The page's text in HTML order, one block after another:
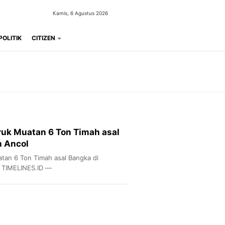
Kamis, 6 Agustus 2026
CITIZEN
Muatan 6 Ton Timah asal
Ancol
6 Ton Timah asal Bangka di
—